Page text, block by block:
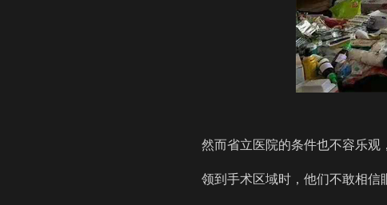
然而省立医院的条件也不容乐观
领到手术区域时，他们不敢相信